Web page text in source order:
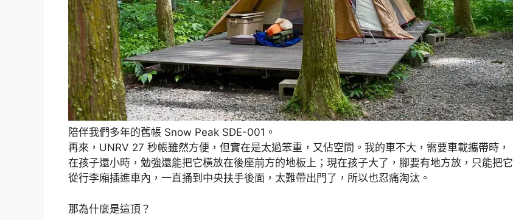
陪伴我們多年的舊帳 Snow Peak SDE-001。
再來，UNRV 27 秒帳雖然方便，但實在是太過笨重，又佔空間。我的車不大，需要車載攜帶時，
在孩子還小時，勉強還能把它橫放在後座前方的地板上；現在孩子大了，腳要有地方放，只能把它
從行李廂插進車內，一直捅到中央扶手後面，太難帶出門了，所以也忍痛淘汰。
那為什麼是這頂？